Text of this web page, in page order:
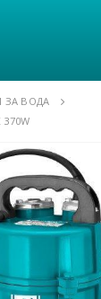
ЗА ВОДА